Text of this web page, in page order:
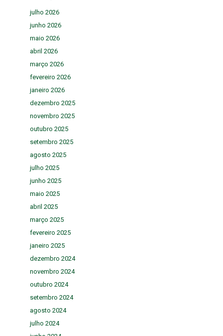
julho 2026
junho 2026
maio 2026
abril 2026
março 2026
fevereiro 2026
janeiro 2026
dezembro 2025
novembro 2025
outubro 2025
setembro 2025
agosto 2025
julho 2025
junho 2025
maio 2025
abril 2025
março 2025
fevereiro 2025
janeiro 2025
dezembro 2024
novembro 2024
outubro 2024
setembro 2024
agosto 2024
julho 2024